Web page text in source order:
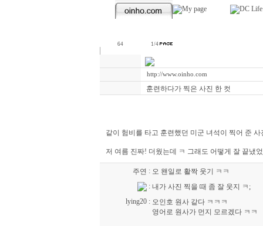
64 1/4
http://www.oinho.com
훈련하다가 찍은 사진 한 컷
같이 험비를 타고 훈련했던 미군 녀석이 찍어 준 사
저 여름 진짜! 더웠는데 ㅋ 그래도 어떻게 잘 끝냈
주연 : 오 왠일로 활짝 웃기 ㅋㅋ
: 내가 사진 찍을 때 좀 잘 웃지 ㅋ;
lying20 : 오인호 원사 같다 ㅋㅋㅋ
영어로 원사가 먼지 모르겠다 ㅋㅋ